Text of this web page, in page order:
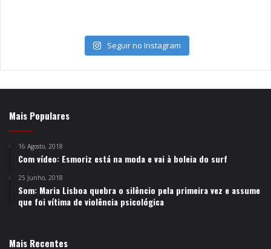
Seguir no Instagram
Mais Populares
16 Agosto, 2018
Com vídeo: Esmoriz está na moda e vai à boleia do surf
25 Junho, 2018
Som: Maria Lisboa quebra o silêncio pela primeira vez e assume
que foi vítima de violência psicológica
Mais Recentes